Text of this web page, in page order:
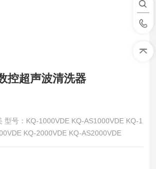
控超声波清洗器
1000VDE KQ-AS1000VDE KQ-1
500VDE KQ-AS1500VDE KQ-2000VDE KQ-AS2000VDE